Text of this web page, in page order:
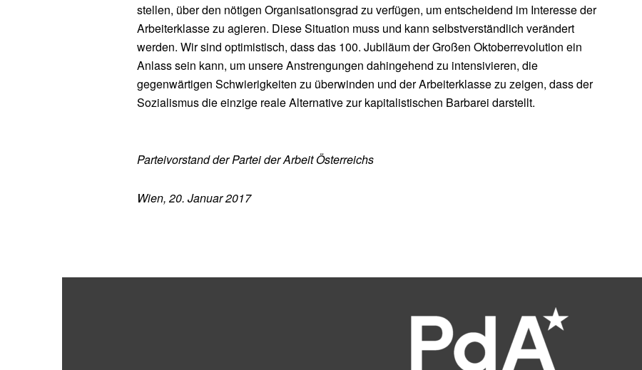
stellen, über den nötigen Organisationsgrad zu verfügen, um entscheidend im Interesse der
Arbeiterklasse zu agieren. Diese Situation muss und kann selbstverständlich verändert
werden. Wir sind optimistisch, dass das 100. Jubiläum der Großen Oktoberrevolution ein
Anlass sein kann, um unsere Anstrengungen dahingehend zu intensivieren, die
gegenwärtigen Schwierigkeiten zu überwinden und der Arbeiterklasse zu zeigen, dass der
Sozialismus die einzige reale Alternative zur kapitalistischen Barbarei darstellt.
Parteivorstand der Partei der Arbeit Österreichs
Wien, 20. Januar 2017